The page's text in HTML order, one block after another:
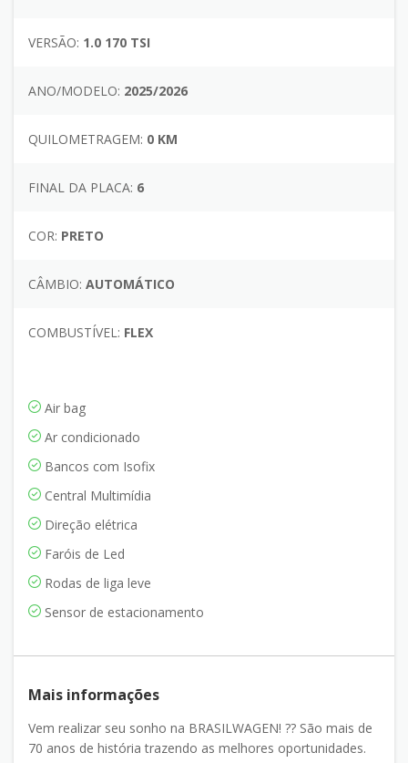
VERSÃO: 1.0 170 TSI
ANO/MODELO: 2025/2026
QUILOMETRAGEM: 0 KM
FINAL DA PLACA: 6
COR: PRETO
CÂMBIO: AUTOMÁTICO
COMBUSTÍVEL: FLEX
Air bag
Ar condicionado
Bancos com Isofix
Central Multimídia
Direção elétrica
Faróis de Led
Rodas de liga leve
Sensor de estacionamento
Mais informações
Vem realizar seu sonho na BRASILWAGEN! ?? São mais de
70 anos de história trazendo as melhores oportunidades.